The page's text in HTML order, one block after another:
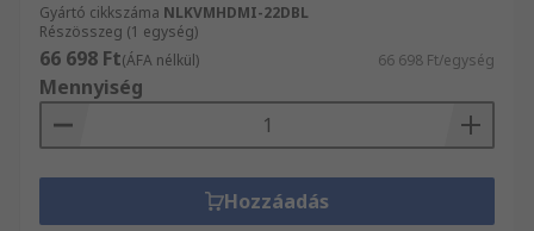
Gyártó cikkszáma NLKVMHDMI-22DBL
Részösszeg (1 egység)
66 698 Ft(ÁFA nélkül) 66 698 Ft/egység
Mennyiség
Hozzáadás